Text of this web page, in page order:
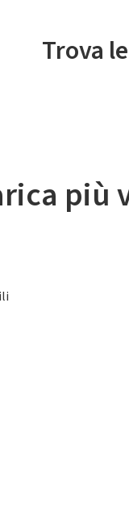
Trova
più